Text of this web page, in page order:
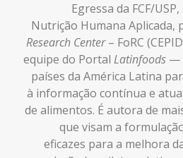
Egressa da FCF/
Nutrição Humana Aplicada,
Research Center– FoRC
equipe do Portal Latinfoods —
países da América Latina
à informação contínua e
de alimentos. É autora de
que visam a
eficazes para a melhora